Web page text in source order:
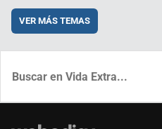
VER MÁS TEMAS